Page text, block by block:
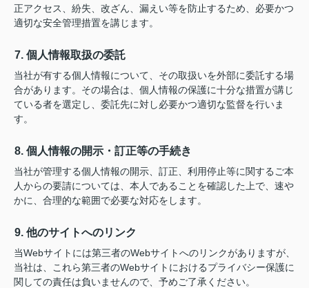
正アクセス、紛失、改ざん、漏えい等を防止するため、必要かつ
適切な安全管理措置を講じます。
7. 個人情報取扱の委託
当社が有する個人情報について、その取扱いを外部に委託する場
合があります。その場合は、個人情報の保護に十分な措置が講じ
ている者を選定し、委託先に対し必要かつ適切な監督を行いま
す。
8. 個人情報の開示・訂正等の手続き
当社が管理する個人情報の開示、訂正、利用停止等に関するご本
人からの要請については、本人であることを確認した上で、速や
かに、合理的な範囲で必要な対応をします。
9. 他のサイトへのリンク
当Webサイトには第三者のWebサイトへのリンクがありますが、
当社は、これら第三者のWebサイトにおけるプライバシー保護に
関しての責任は負いませんので、予めご了承ください。